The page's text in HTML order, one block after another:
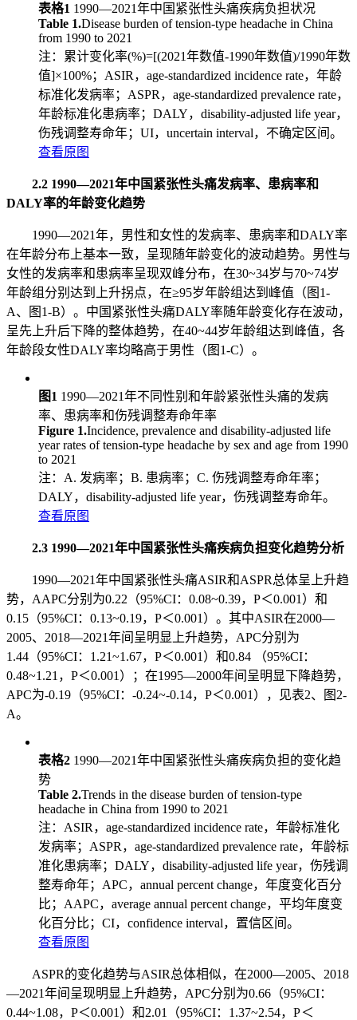
表格1 1990—2021年中国紧张性头痛疾病负担状况
Table 1.Disease burden of tension-type headache in China
from 1990 to 2021
注：累计变化率(%)=[(2021年数值-1990年数值)/1990年数
值]×100%；ASIR，age-standardized incidence rate，年龄
标准化发病率；ASPR，age-standardized prevalence rate，
年龄标准化患病率；DALY，disability-adjusted life year，
伤残调整寿命年；UI，uncertain interval，不确定区间。
查看原图
2.2 1990—2021年中国紧张性头痛发病率、患病率和
DALY率的年龄变化趋势
1990—2021年，男性和女性的发病率、患病率和DALY率
在年龄分布上基本一致，呈现随年龄变化的波动趋势。男性与
女性的发病率和患病率呈现双峰分布，在30~34岁与70~74岁
年龄组分别达到上升拐点，在≥95岁年龄组达到峰值（图1-
A、图1-B）。中国紧张性头痛DALY率随年龄变化存在波动，
呈先上升后下降的整体趋势，在40~44岁年龄组达到峰值，各
年龄段女性DALY率均略高于男性（图1-C）。
图1 1990—2021年不同性别和年龄紧张性头痛的发病
率、患病率和伤残调整寿命年率
Figure 1.Incidence, prevalence and disability-adjusted life
year rates of tension-type headache by sex and age from 1990
to 2021
注：A. 发病率；B. 患病率；C. 伤残调整寿命年率；
DALY，disability-adjusted life year，伤残调整寿命年。
查看原图
2.3 1990—2021年中国紧张性头痛疾病负担变化趋势分析
1990—2021年中国紧张性头痛ASIR和ASPR总体呈上升趋
势，AAPC分别为0.22（95%CI：0.08~0.39，P＜0.001）和
0.15（95%CI：0.13~0.19，P＜0.001）。其中ASIR在2000—
2005、2018—2021年间呈明显上升趋势，APC分别为
1.44（95%CI：1.21~1.67，P＜0.001）和0.84 （95%CI：
0.48~1.21，P＜0.001）；在1995—2000年间呈明显下降趋势，
APC为-0.19（95%CI：-0.24~-0.14，P＜0.001），见表2、图2-
A。
表格2 1990—2021年中国紧张性头痛疾病负担的变化趋
势
Table 2.Trends in the disease burden of tension-type
headache in China from 1990 to 2021
注：ASIR，age-standardized incidence rate，年龄标准化
发病率；ASPR，age-standardized prevalence rate，年龄标
准化患病率；DALY，disability-adjusted life year，伤残调
整寿命年；APC，annual percent change，年度变化百分
比；AAPC，average annual percent change，平均年度变
化百分比；CI，confidence interval，置信区间。
查看原图
ASPR的变化趋势与ASIR总体相似，在2000—2005、2018
—2021年间呈现明显上升趋势，APC分别为0.66（95%CI：
0.44~1.08，P＜0.001）和2.01（95%CI：1.37~2.54，P ＜